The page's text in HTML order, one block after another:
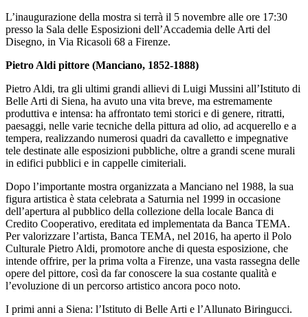
L’inaugurazione della mostra si terrà il 5 novembre alle ore 17:30
presso la Sala delle Esposizioni dell’Accademia delle Arti del
Disegno, in Via Ricasoli 68 a Firenze.
Pietro Aldi pittore (Manciano, 1852-1888)
Pietro Aldi, tra gli ultimi grandi allievi di Luigi Mussini all’Istituto di
Belle Arti di Siena, ha avuto una vita breve, ma estremamente
produttiva e intensa: ha affrontato temi storici e di genere, ritratti,
paesaggi, nelle varie tecniche della pittura ad olio, ad acquerello e a
tempera, realizzando numerosi quadri da cavalletto e impegnative
tele destinate alle esposizioni pubbliche, oltre a grandi scene murali
in edifici pubblici e in cappelle cimiteriali.
Dopo l’importante mostra organizzata a Manciano nel 1988, la sua
figura artistica è stata celebrata a Saturnia nel 1999 in occasione
dell’apertura al pubblico della collezione della locale Banca di
Credito Cooperativo, ereditata ed implementata da Banca TEMA.
Per valorizzare l’artista, Banca TEMA, nel 2016, ha aperto il Polo
Culturale Pietro Aldi, promotore anche di questa esposizione, che
intende offrire, per la prima volta a Firenze, una vasta rassegna delle
opere del pittore, così da far conoscere la sua costante qualità e
l’evoluzione di un percorso artistico ancora poco noto.
I primi anni a Siena: l’Istituto di Belle Arti e l’Allunato Biringucci.